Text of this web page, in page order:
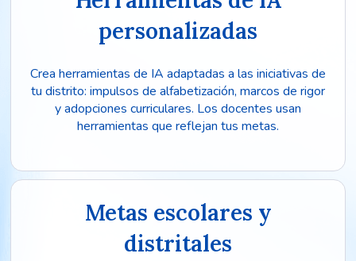
personalizadas
Crea herramientas de IA adaptadas a las iniciativas de
tu distrito: impulsos de alfabetización, marcos de rigor
y adopciones curriculares. Los docentes usan
herramientas que reflejan tus metas.
Metas escolares y
distritales